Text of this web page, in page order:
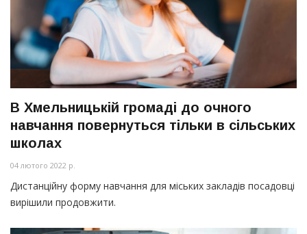
В Хмельницькій громаді до очного
навчання повернуться тільки в сільських
школах
04 лютого 2022 р.
Дистанційну форму навчання для міських закладів посадовці
вирішили продовжити.